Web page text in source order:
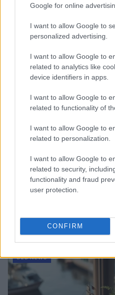
Google for online
I want to allow Google to
personalized advertising.
I want to allow Google to
related to analytics like
device identifiers in apps.
I want to allow Google to
related to functionality of
I want to allow Google to
related to personalization.
I want to allow Google to
related to security,
functionality and fraud
user protection.
CONFIRM
Ripensare le tecnologie
Martina Marchesi · 10 Lug 2026
B2B NEWS
e rimettono capitale
Linda Pellegrini · 7 Lug 2026
B2B NEWS